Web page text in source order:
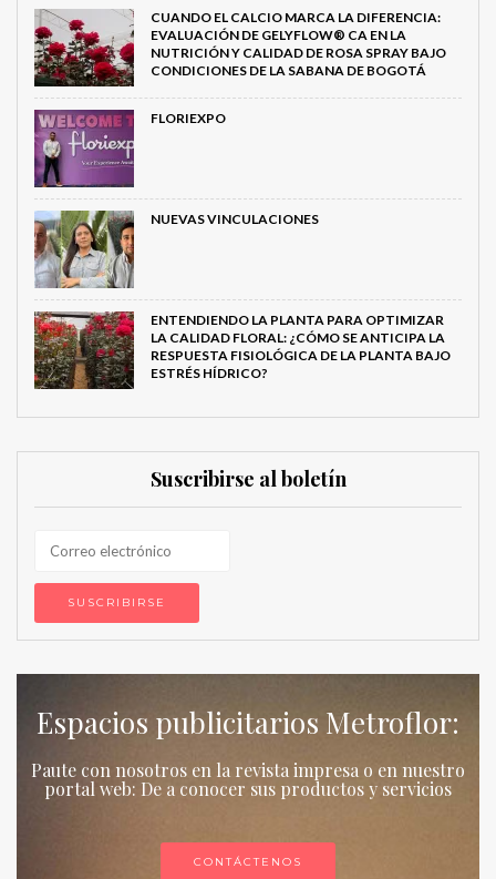
CUANDO EL CALCIO MARCA LA DIFERENCIA:
EVALUACIÓN DE GELYFLOW® CA EN LA
NUTRICIÓN Y CALIDAD DE ROSA SPRAY BAJO
CONDICIONES DE LA SABANA DE BOGOTÁ
FLORIEXPO
NUEVAS VINCULACIONES
ENTENDIENDO LA PLANTA PARA OPTIMIZAR
LA CALIDAD FLORAL: ¿CÓMO SE ANTICIPA LA
RESPUESTA FISIOLÓGICA DE LA PLANTA BAJO
ESTRÉS HÍDRICO?
Suscribirse al boletín
Espacios publicitarios Metroflor:
Paute con nosotros en la revista impresa o en nuestro
portal web: De a conocer sus productos y servicios
CONTÁCTENOS